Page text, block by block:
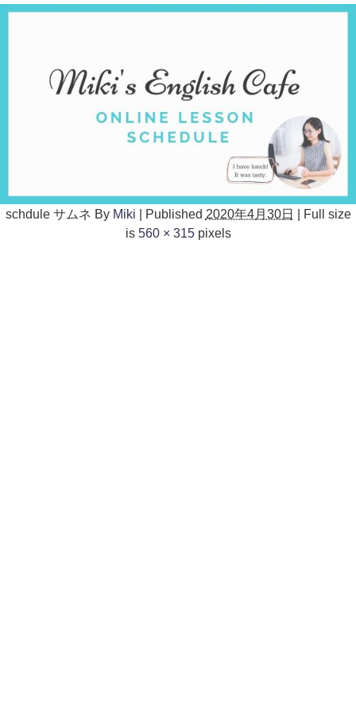
schdule サムネ By Miki Published 2020年4月30日
Full size
is 560 × 315pixels